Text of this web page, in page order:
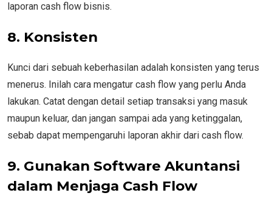
laporan cash flow bisnis.
8. Konsisten
Kunci dari sebuah keberhasilan adalah konsisten yang terus
menerus. Inilah cara mengatur cash flow yang perlu Anda
lakukan. Catat dengan detail setiap transaksi yang masuk
maupun keluar, dan jangan sampai ada yang ketinggalan,
sebab dapat mempengaruhi laporan akhir dari cash flow.
9. Gunakan Software Akuntansi
dalam Menjaga Cash Flow